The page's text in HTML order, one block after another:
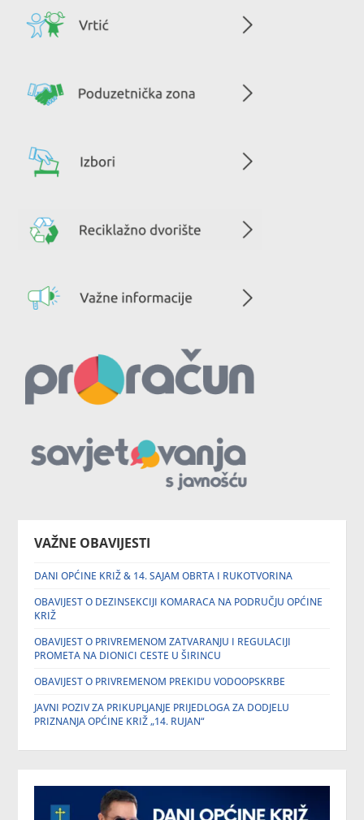
VAŽNE OBAVIJESTI
DANI OPĆINE KRIŽ & 14. SAJAM OBRTA I RUKOTVORINA
OBAVIJEST O DEZINSEKCIJI KOMARACA NA PODRUČJU OPĆINE
KRIŽ
OBAVIJEST O PRIVREMENOM ZATVARANJU I REGULACIJI
PROMETA NA DIONICI CESTE U ŠIRINCU
OBAVIJEST O PRIVREMENOM PREKIDU VODOOPSKRBE
JAVNI POZIV ZA PRIKUPLJANJE PRIJEDLOGA ZA DODJELU
PRIZNANJA OPĆINE KRIŽ „14. RUJAN“